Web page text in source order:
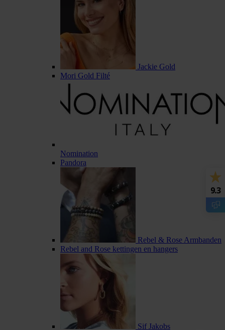
Jackie Gold
Mori Gold Filté
Nomination
Pandora
Rebel & Rose Armbanden
Rebel and Rose kettingen en hangers
Sif Jakobs
9.3